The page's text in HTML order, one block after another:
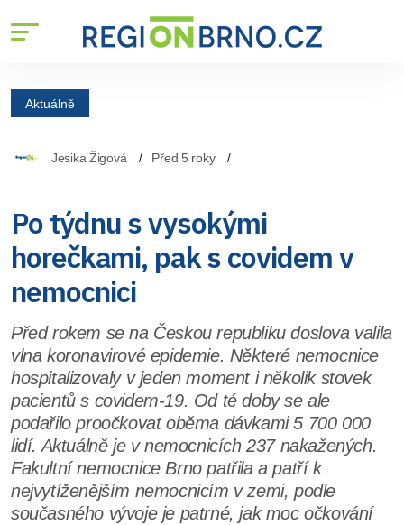
Aktuálně
Jesika Žigová Před 5 roky
Po týdnu s vysokými
horečkami, pak s covidem v
nemocnici
Před rokem se na Českou republiku doslova valila
vlna koronavirové epidemie. Některé nemocnice
hospitalizovaly v jeden moment i několik stovek
pacientů s covidem-19. Od té doby se ale
podařilo proočkovat oběma dávkami 5 700 000
lidí. Aktuálně je v nemocnicích 237 nakažených.
Fakultní nemocnice Brno patřila a patří k
nejvytíženějším nemocnicím v zemi, podle
současného vývoje je patrné, jak moc očkování